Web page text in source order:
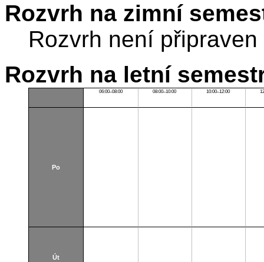
Rozvrh na zimní
Rozvrh není připraven
Rozvrh na letní
06:00–08:00 08:00–10:00 10:00–12:00
Po
Út